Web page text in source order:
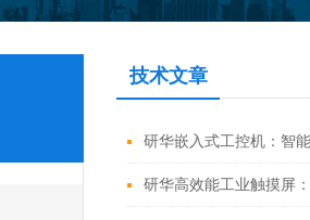
技术文章
研华嵌入式工控机：智
研华高效能工业触摸屏